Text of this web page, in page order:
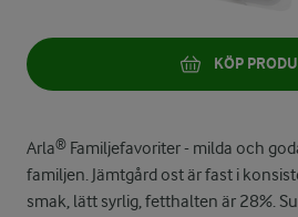
KÖP
Arla® Familjefavoriter - milda och
familjen. Jämtgård ost är fast i
smak, lätt syrlig, fetthalten är 28%.